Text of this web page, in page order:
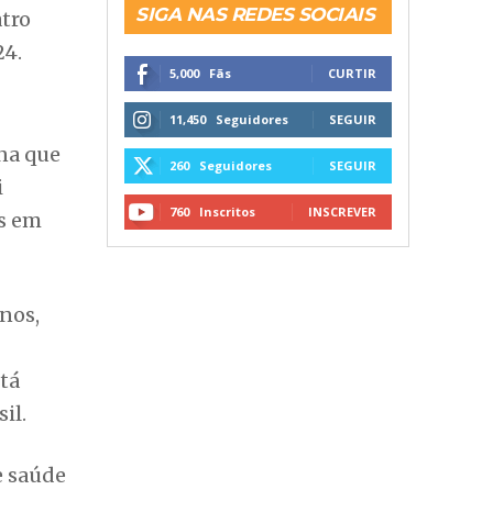
que
em
saúde
SIGA NAS REDES SOCIAIS
5,000 Fãs CURTIR
11,450 Seguidores SEGUIR
260 Seguidores SEGUIR
760 Inscritos INSCREVER